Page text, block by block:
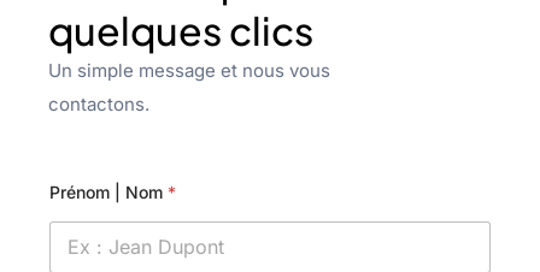
quelques clics
Un simple message et nous vous
contactons.
Prénom | Nom *